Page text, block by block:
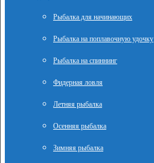
Рыбалка для начинающих
Рыбалка на поплавочную удочку
Рыбалка на спиннинг
Фидерная ловля
Летняя рыбалка
Осенняя рыбалка
Зимняя рыбалка